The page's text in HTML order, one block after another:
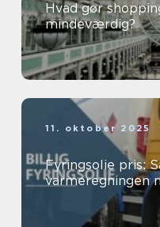
Hvad gør
mindeværdig?
11. oktober 2025
Fyringsolie pris:
varmeregningen